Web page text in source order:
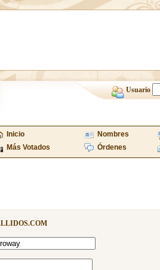
Usuario
Inicio Nombres
Más Votados
Órdenes